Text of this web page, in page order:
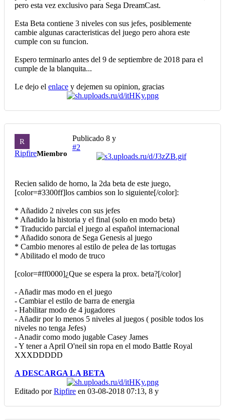
pero esta vez exclusivo para Sega DreamCast.
Esta Beta contiene 3 niveles con sus jefes, posiblemente
cambie algunas caracteristicas del juego pero ahora este
cumple con su funcion.
Espero terminarlo antes del 9 de septiembre de 2018 para el
cumple de la blanquita...
Le dejo el enlace y dejemen su opinion, gracias
R
RipfireMiembro
Publicado 8 y
#2
Recien salido de horno, la 2da beta de este juego,
[color=#3300ff]los cambios son lo siguiente[/color]:
* Añadido 2 niveles con sus jefes
* Añadido la historia y el final (solo en modo beta)
* Traducido parcial el juego al español internacional
* Añadido sonora de Sega Genesis al juego
* Cambio menores al estilo de pelea de las tortugas
* Abilitado el modo de truco
[color=#ff0000]¿Que se espera la prox. beta?[/color]
- Añadir mas modo en el juego
- Cambiar el estilo de barra de energia
- Habilitar modo de 4 jugadores
- Añadir por lo menos 5 niveles al juegos ( posible todos los
niveles no tenga Jefes)
- Anadir como modo jugable Casey James
- Y tener a April O'neil sin ropa en el modo Battle Royal
XXXDDDDD
A DESCARGA LA BETA
Editado porRipfire en 03-08-2018 07:13, 8 y